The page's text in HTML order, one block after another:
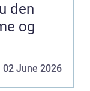
og
02 June 2026